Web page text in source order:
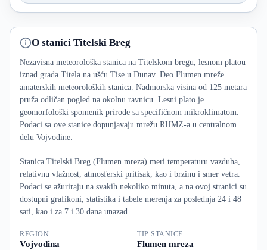
O stanici Titelski Breg
Nezavisna meteorološka stanica na Titelskom bregu, lesnom platou
iznad grada Titela na ušću Tise u Dunav. Deo Flumen mreže
amaterskih meteoroloških stanica. Nadmorska visina od 125 metara
pruža odličan pogled na okolnu ravnicu. Lesni plato je
geomorfološki spomenik prirode sa specifičnom mikroklimatom.
Podaci sa ove stanice dopunjavaju mrežu RHMZ-a u centralnom
delu Vojvodine.
Stanica Titelski Breg (Flumen mreza) meri temperaturu vazduha,
relativnu vlažnost, atmosferski pritisak, kao i brzinu i smer vetra.
Podaci se ažuriraju na svakih nekoliko minuta, a na ovoj stranici su
dostupni grafikoni, statistika i tabele merenja za poslednja 24 i 48
sati, kao i za 7 i 30 dana unazad.
REGION
Vojvodina
TIP STANICE
Flumen mreza